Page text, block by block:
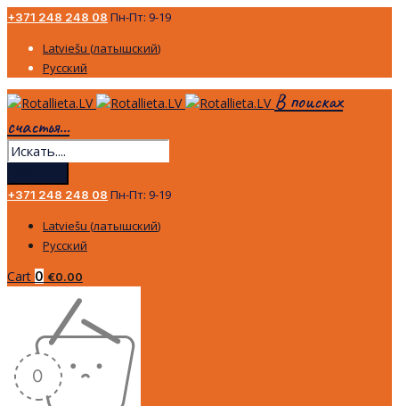
+371 248 248 08 Пн-Пт: 9-19
Latviešu (латышский)
Русский
В поисках
счастья...
+371 248 248 08 Пн-Пт: 9-19
Latviešu (латышский)
Русский
Cart 0 €0.00